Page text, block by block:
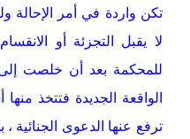
تكن واردة في أمر الإحالة
لا يقبل التجزئة أو
للمحكمة بعد أن خلصت
الواقعة الجديدة فتتخذ
ترفع عنها الدعوى الجنائية